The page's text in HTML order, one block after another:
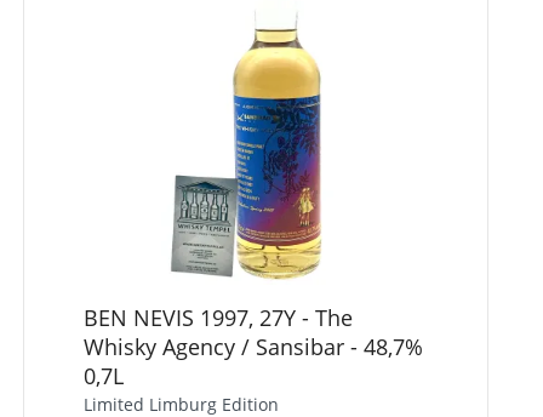
BEN NEVIS 1997, 27Y - The
Whisky Agency / Sansibar - 48,7%
0,7L
Limited Limburg Edition